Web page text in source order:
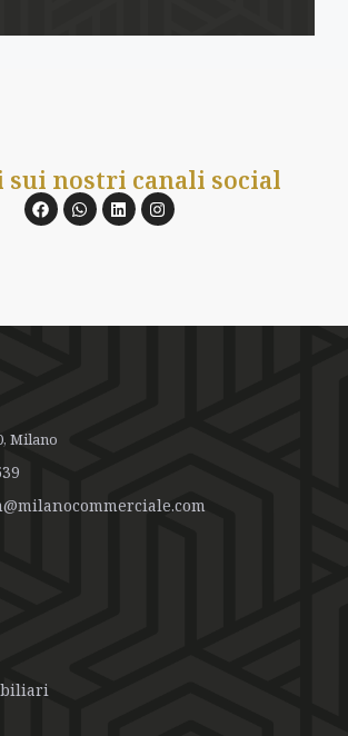
sui nostri canali social
Milano